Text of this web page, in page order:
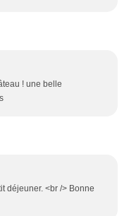
! une belle
déjeuner. <br /> Bonne